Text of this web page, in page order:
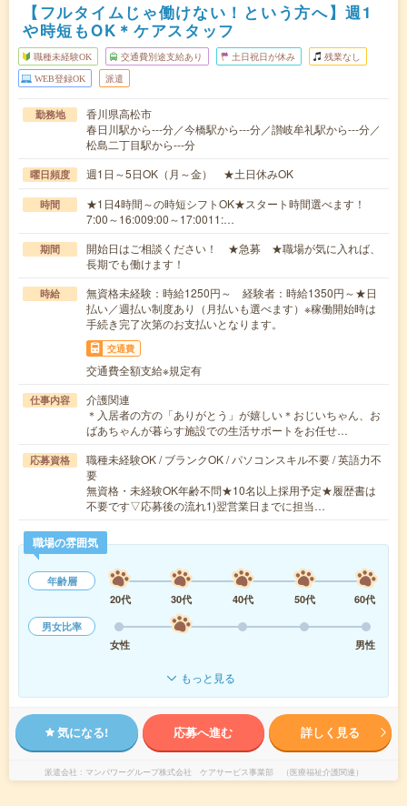
【フルタイムじゃ働けない！という方へ】週1
や時短もOK＊ケアスタッフ
職種未経験OK 交通費別途支給あり 土日祝日が休み 残業なし
WEB登録OK 派遣
勤務地
香川県高松市
春日川駅から---分／今橋駅から---分／讃岐牟礼駅から---分／
松島二丁目駅から---分
曜日頻度 週1日～5日OK（月～金） ★土日休みOK
時間
★1日4時間～の時短シフトOK★スタート時間選べます！
7:00～16:009:00～17:0011:…
期間
開始日はご相談ください！ ★急募 ★職場が気に入れば、
長期でも働けます！
時給
無資格未経験：時給1250円～ 経験者：時給1350円～★日
払い／週払い制度あり（月払いも選べます）※稼働開始時は
手続き完了次第のお支払いとなります。
交通費
交通費全額支給※規定有
仕事内容
介護関連
＊入居者の方の「ありがとう」が嬉しい＊おじいちゃん、お
ばあちゃんが暮らす施設での生活サポートをお任せ…
応募資格
職種未経験OK / ブランクOK / パソコンスキル不要 / 英語力不
要
無資格・未経験OK年齢不問★10名以上採用予定★履歴書は
不要です▽応募後の流れ1)翌営業日までに担当…
職場の雰囲気
年齢層
20代
30代 40代 50代
60代
男女比率
女性
男性
もっと見る
気になる! 応募へ進む 詳しく見る
派遣会社 マンパワーグループ株式会社 ケアサービス事業部 （医療福祉介護関連）